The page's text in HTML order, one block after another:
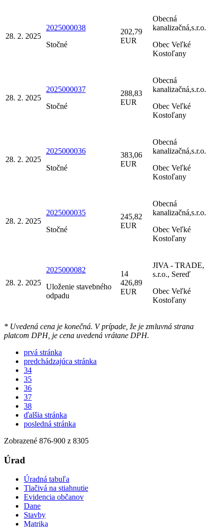
28. 2. 2025
2025000038
Stočné
202,79
EUR
Obecná
kanalizačná,s.r.o.
Obec Veľké
Kostoľany
28. 2. 2025
2025000037
Stočné
288,83
EUR
Obecná
kanalizačná,s.r.o.
Obec Veľké
Kostoľany
28. 2. 2025
2025000036
Stočné
383,06
EUR
Obecná
kanalizačná,s.r.o.
Obec Veľké
Kostoľany
28. 2. 2025
2025000035
Stočné
245,82
EUR
Obecná
kanalizačná,s.r.o.
Obec Veľké
Kostoľany
28. 2. 2025
2025000082
Uloženie stavebného
odpadu
14
426,89
EUR
JIVA - TRADE,
s.r.o., Sereď
Obec Veľké
Kostoľany
* Uvedená cena je konečná. V prípade, že je zmluvná strana
platcom DPH, je cena uvedená vrátane DPH.
prvá stránka
predchádzajúca stránka
34
35
36
37
38
ďalšia stránka
posledná stránka
Zobrazené 876-900 z 8305
Úrad
Úradná tabuľa
Tlačivá na stiahnutie
Evidencia občanov
Dane
Stavby
Matrika